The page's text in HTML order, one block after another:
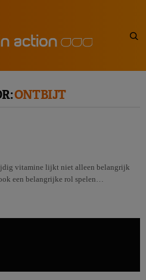
ONTBIJT
vitamine lijkt niet alleen belangrijk
een belangrijke rol spelen…